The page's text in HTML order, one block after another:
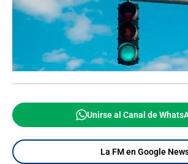
Unirse al Canal de
La FM en Google